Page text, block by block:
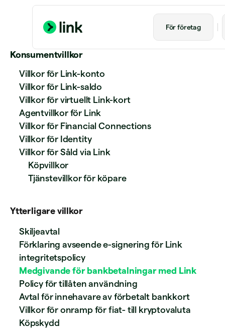
För företag
Konsumentvillkor
Villkor för Link-konto
Villkor för Link-saldo
Villkor för virtuellt Link-kort
Agentvillkor för Link
Villkor för Financial Connections
Villkor för Identity
Villkor för Såld via Link
Köpvillkor
Tjänstevillkor för köpare
Ytterligare villkor
Skiljeavtal
Förklaring avseende e-signering för Link
integritetspolicy
Medgivande för bankbetalningar med Link
Policy för tillåten användning
Avtal för innehavare av förbetalt bankkort
Villkor för onramp för fiat- till kryptovaluta
Köpskydd